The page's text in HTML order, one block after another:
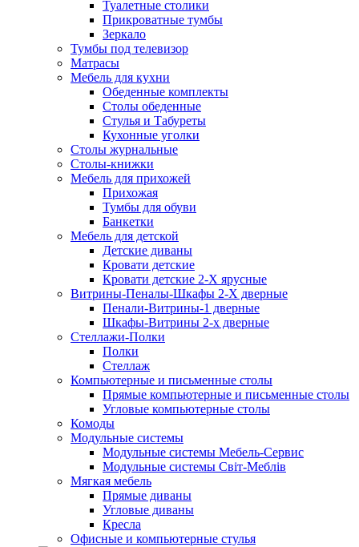
Туалетные столики
Прикроватные тумбы
Зеркало
Тумбы под телевизор
Матрасы
Мебель для кухни
Обеденные комплекты
Столы обеденные
Стулья и Табуреты
Кухонные уголки
Столы журнальные
Столы-книжки
Мебель для прихожей
Прихожая
Тумбы для обуви
Банкетки
Мебель для детской
Детские диваны
Кровати детские
Кровати детские 2-Х ярусные
Витрины-Пеналы-Шкафы 2-Х дверные
Пенали-Витрины-1 дверные
Шкафы-Витрины 2-х дверные
Стеллажи-Полки
Полки
Стеллаж
Компьютерные и письменные столы
Прямые компьютерные и письменные столы
Угловые компьютерные столы
Комоды
Модульные системы
Модульные системы Мебель-Сервис
Модульные системы Світ-Meблів
Мягкая мебель
Прямые диваны
Угловые диваны
Кресла
Офисные и компьютерные стулья